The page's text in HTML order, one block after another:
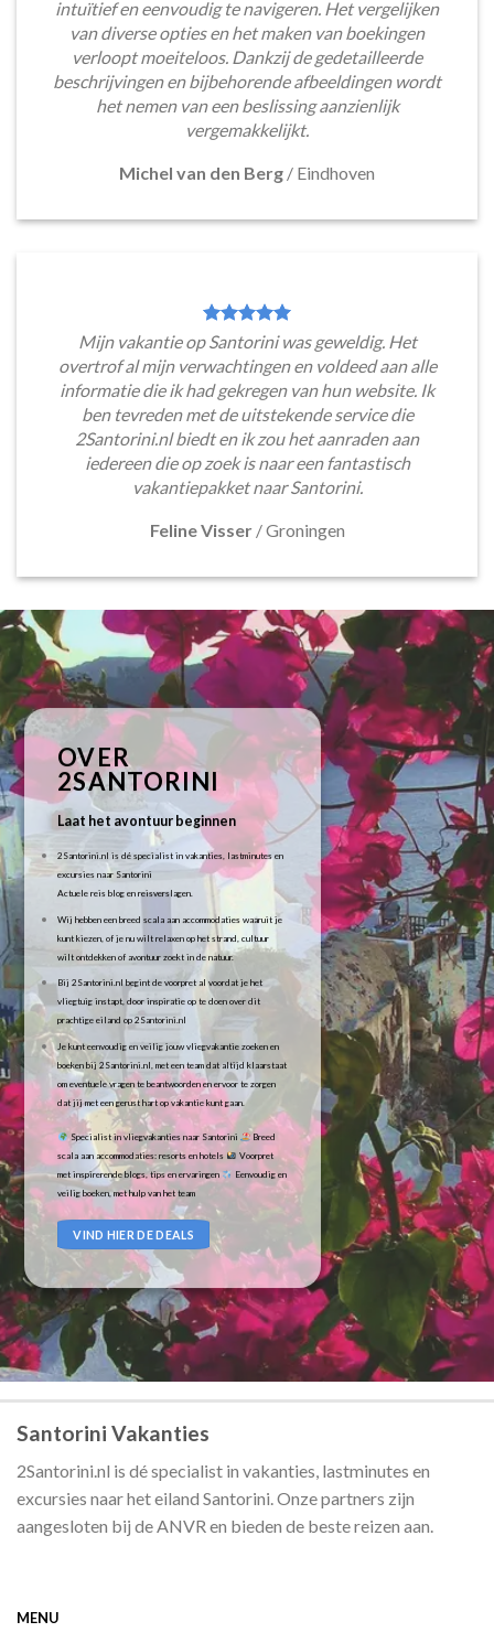
intuïtief en eenvoudig te navigeren. Het vergelijken
van diverse opties en het maken van boekingen
verloopt moeiteloos. Dankzij de gedetailleerde
beschrijvingen en bijbehorende afbeeldingen wordt
het nemen van een beslissing aanzienlijk
vergemakkelijkt.
Michel van den Berg / Eindhoven
Mijn vakantie op Santorini was geweldig. Het
overtrof al mijn verwachtingen en voldeed aan alle
informatie die ik had gekregen van hun website. Ik
ben tevreden met de uitstekende service die
2Santorini.nl biedt en ik zou het aanraden aan
iedereen die op zoek is naar een fantastisch
vakantiepakket naar Santorini.
Feline Visser /Groningen
OVER
2SANTORINI
Laat het avontuur beginnen
2Santorini.nl is dé specialist in vakanties, lastminutes en
excursies naar Santorini
Actuele reis blog en reisverslagen.
Wij hebben een breed scala aan accommodaties waaruit je
kunt kiezen, of je nu wilt relaxen op het strand, cultuur
wilt ontdekken of avontuur zoekt in de natuur.
Bij 2Santorini.nl begint de voorpret al voordat je het
vliegtuig instapt, door inspiratie op te doen over dit
prachtige eiland op 2Santorini.nl
Je kunt eenvoudig en veilig jouw vliegvakantie zoeken en
boeken bij 2Santorini.nl, met een team dat altijd klaarstaat
om eventuele vragen te beantwoorden en ervoor te zorgen
dat jij met een gerust hart op vakantie kunt gaan.
Specialist in vliegvakanties naar Santorini
Breed
scala aan accommodaties: resorts en hotels
Voorpret
met inspirerende blogs, tips en ervaringen
Eenvoudig en
veilig boeken, met hulp van het team
VIND HIER DE DEALS
Santorini Vakanties
2Santorini.nl is dé specialist in vakanties, lastminutes en
excursies naar het eiland Santorini. Onze partners zijn
aangesloten bij de ANVR en bieden de beste reizen aan.
MENU